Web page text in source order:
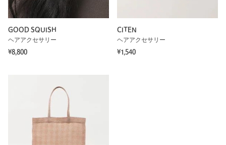
GOOD SQUISH
ヘアアクセサリー
¥8,800
CITEN
ヘアアクセサリー
¥1,540